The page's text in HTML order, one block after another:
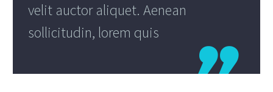
velit auctor aliquet. Aenean
sollicitudin, lorem quis
